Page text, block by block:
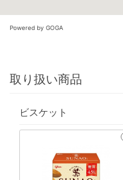
Powered by GOGA
取り扱い商品
ビスケット